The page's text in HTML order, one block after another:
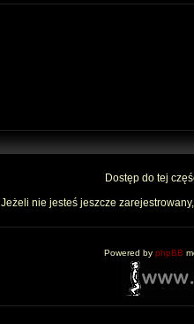
Dostęp do tej
Jeżeli nie jesteś jeszcze
Powered by phpBB